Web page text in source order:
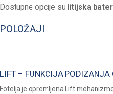
Dostupne opcije su litijska
POLOŽAJI
LIFT – FUNKCIJA PODIZANJA
Fotelja je opremljena Lift